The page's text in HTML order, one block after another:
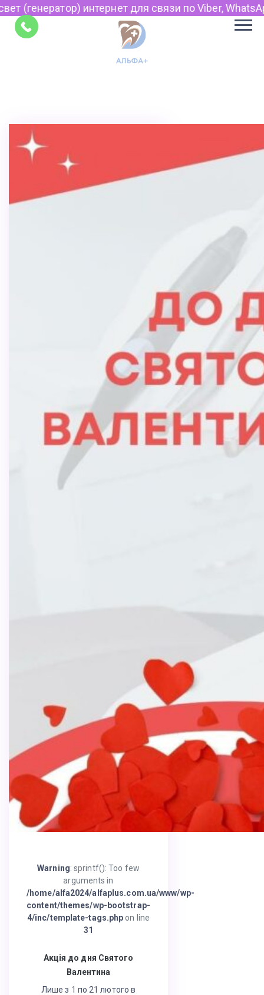
интернет для связи по Viber, WhatsApp и Telegram.
Warning: sprintf(): Too few
arguments in
/home/alfa2024/alfaplus.com.ua/www/wp-
content/themes/wp-bootstrap-
4/inc/template-tags.php on line
31
Акція до дня Святого
Валентина
Лише з 1 по 21 лютого в